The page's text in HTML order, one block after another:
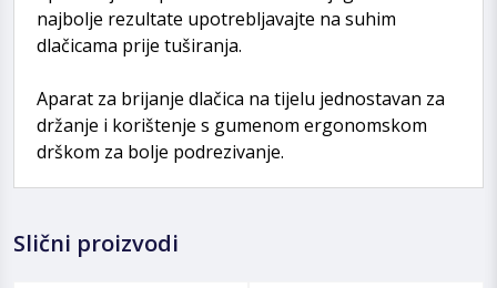
najbolje rezultate upotrebljavajte na suhim
dlačicama prije tuširanja.
Aparat za brijanje dlačica na tijelu jednostavan za
držanje i korištenje s gumenom ergonomskom
drškom za bolje podrezivanje.
Slični proizvodi